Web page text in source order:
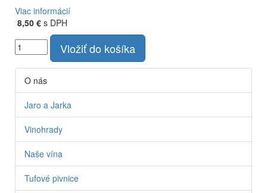
Viac informácií
8,50 € s DPH
Vložiť do košíka
O nás
Jaro a Jarka
Vinohrady
Naše vína
Tufové pivnice